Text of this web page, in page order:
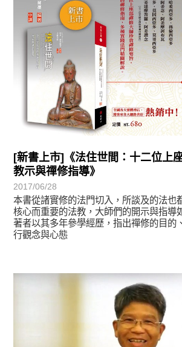
[新書上市]《法住世間：十二位上
教示與禪修指導》
2017/06/28
本書從諸實修的法門切入，所談及的法也
核心而重要的法教，大師們的開示與指導
著者以其多年參學經歷，指出禪修的目的
行觀念與心態